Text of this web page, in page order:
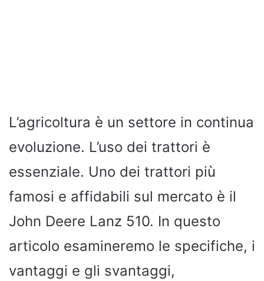
L’agricoltura è un settore in continua
evoluzione. L’uso dei trattori è
essenziale. Uno dei trattori più
famosi e affidabili sul mercato è il
John Deere Lanz 510. In questo
articolo esamineremo le specifiche, i
vantaggi e gli svantaggi,